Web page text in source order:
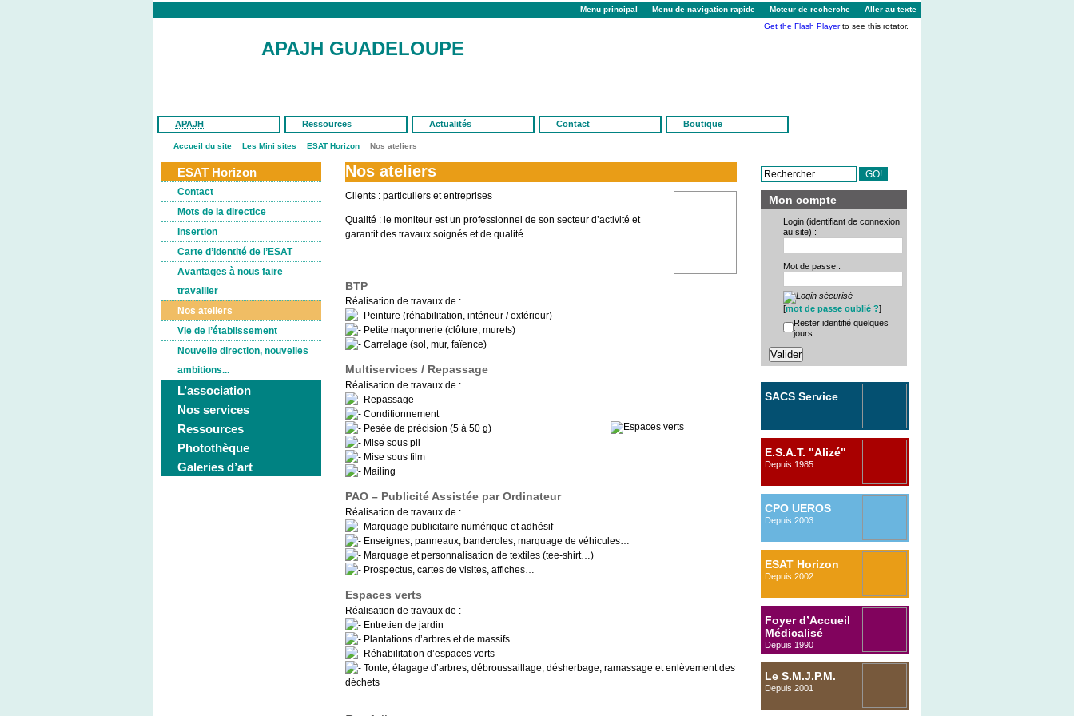
Menu principal Menu de navigation rapide Moteur de recherche
Aller au texte
Get the Flash Playerto see this rotator.
APAJH GUADELOUPE
APAJH Ressources Actualités Contact Boutique
Accueil du site Les Mini sites ESAT Horizon Nos ateliers
ESAT Horizon
Contact
Mots de la directice
Insertion
Carte d’identité de l’ESAT
Avantages à nous faire
travailler
Nos ateliers
Vie de l’établissement
Nouvelle direction, nouvelles
ambitions...
L’association
Nos services
Ressources
Photothèque
Galeries d’art
Nos ateliers
Clients : particuliers et entreprises
Qualité : le moniteur est un professionnel de son secteur d’activité et
garantit des travaux soignés et de qualité
BTP
Réalisation de travaux de :
Peinture (réhabilitation, intérieur / extérieur)
Petite maçonnerie (clôture, murets)
Carrelage (sol, mur, faïence)
Multiservices / Repassage
Réalisation de travaux de :
Repassage
Conditionnement
Pesée de précision (5 à 50 g)
Mise sous pli
Mise sous film
Mailing
PAO – Publicité Assistée par Ordinateur
Réalisation de travaux de :
Marquage publicitaire numérique et adhésif
Enseignes, panneaux, banderoles, marquage de véhicules…
Marquage et personnalisation de textiles (tee-shirt…)
Prospectus, cartes de visites, affiches…
Espaces verts
Réalisation de travaux de :
Entretien de jardin
Plantations d’arbres et de massifs
Réhabilitation d’espaces verts
Tonte, élagage d’arbres, débroussaillage, désherbage, ramassage et enlèvement des
déchets
Mon compte
Login (identifiant de connexion
au site) :
Mot de passe :
[mot de passe oublié ?]
Rester identifié quelques
jours
SACS Service
d’Accompagnement
Comportemental
Spécialisé
E.S.A.T. "Alizé"
Depuis 1985
CPO UEROS
Depuis 2003
ESAT Horizon
Depuis 2002
Foyer d’Accueil
Médicalisé
Depuis 1990
Le S.M.J.P.M.
Depuis 2001